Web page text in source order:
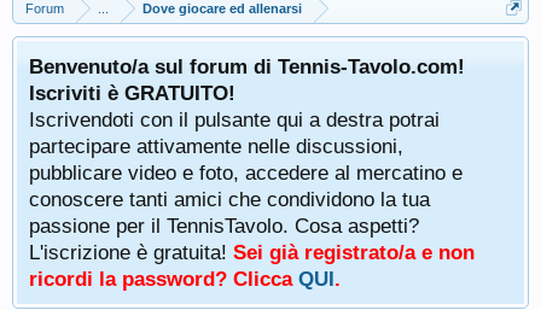
Forum Dove giocare ed allenarsi
Benvenuto/a sul forum di Tennis-Tavolo.com!
Iscriviti è GRATUITO!
Iscrivendoti con il pulsante qui a destra potrai
partecipare attivamente nelle discussioni,
pubblicare video e foto, accedere al mercatino e
conoscere tanti amici che condividono la tua
passione per il TennisTavolo. Cosa aspetti?
L'iscrizione è gratuita! Sei già registrato/a e non
ricordi la password? Clicca QUI.